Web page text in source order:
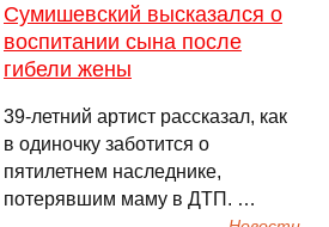
Сумишевский высказался о
воспитании сына после
гибели жены
39-летний артист рассказал, как
в одиночку заботится о
пятилетнем наследнике,
потерявшим маму в ДТП. …